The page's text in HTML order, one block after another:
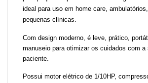
ideal para uso em home care,
pequenas clínicas.
Com design moderno, é leve, prático,
manuseio para otimizar os cuidados com a
paciente.
Possui motor elétrico de 1/10HP,